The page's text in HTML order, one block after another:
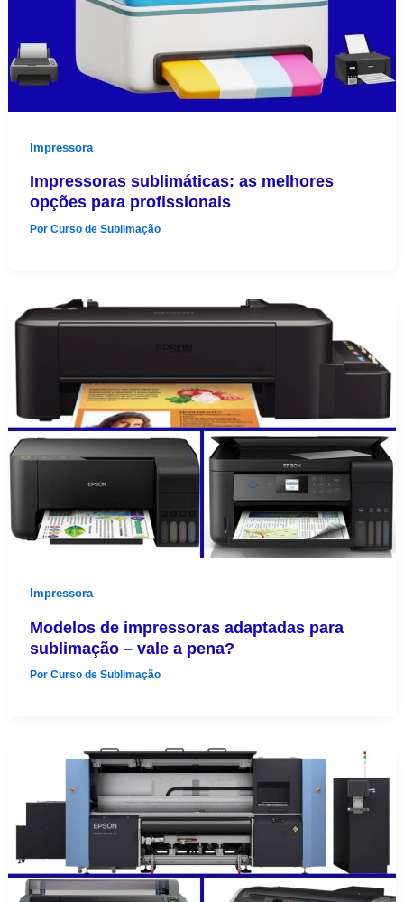
Impressora
Impressoras sublimáticas: as melhores
opções para profissionais
PorCurso de Sublimação
Impressora
Modelos de impressoras adaptadas para
sublimação – vale a pena?
PorCurso de Sublimação